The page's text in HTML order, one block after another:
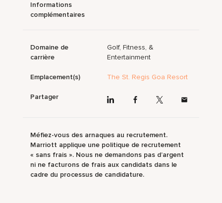
Informations
complémentaires
Domaine de
carrière
Golf, Fitness, &
Entertainment
Emplacement(s) The St. Regis Goa Resort
Partager
Méfiez-vous des arnaques au recrutement.
Marriott applique une politique de recrutement
« sans frais ». Nous ne demandons pas d’argent
ni ne facturons de frais aux candidats dans le
cadre du processus de candidature.